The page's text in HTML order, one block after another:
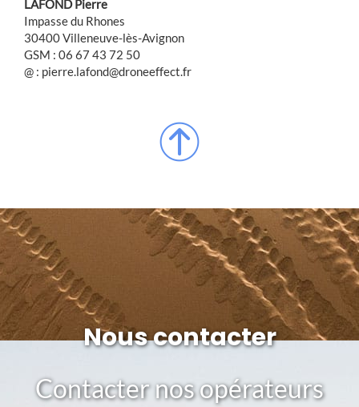
LAFOND Pierre
Impasse du Rhones
30400 Villeneuve-lès-Avignon
GSM : 06 67 43 72 50
@ : pierre.lafond@droneeffect.fr
Nous contacter
Contacter nos opérateurs